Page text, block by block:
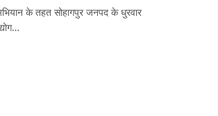
के तहत सोहागपुर जनपद के धुरवार